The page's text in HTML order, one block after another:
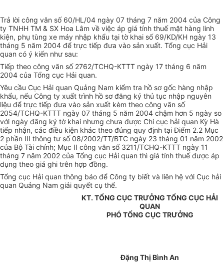
Trả lời công văn số 60/HL/04 ngày 07 tháng 7 năm 2004 của Công
ty TNHH TM & SX Hoa Lâm về việc áp giá tính thuế mặt hàng linh
kiện, phụ tùng xe máy nhập khẩu tại tờ khai số 69/KD/KH ngày 13
tháng 5 năm 2004 để trực tiếp đưa vào sản xuất. Tổng cục Hải
quan có ý kiến như sau:
Tiếp theo công văn số 2762/TCHQ-KTTT ngày 17 tháng 6 năm
2004 của Tổng cục Hải quan.
Yêu cầu Cục Hải quan Quảng Nam kiểm tra hồ sơ gốc hàng nhập
khẩu, nếu Công ty xuất trình hồ sơ đăng ký thủ tục nhập nguyên
liệu để trực tiếp đưa vào sản xuất kèm theo công văn số
2054/TCHQ-KTTT ngày 07 tháng 5 năm 2004 chậm hơn 5 ngày so
với ngày đăng ký tờ khai nhưng chưa được Chi cục hải quan Kỳ Hà
tiếp nhận, các điều kiện khác theo đúng quy định tại Điểm 2.2 Mục
2 phần III thông tư số 08/2002/TT/BTC ngày 23 tháng 01 năm 2002
của Bộ Tài chính; Mục II công văn số 3211/TCHQ-KTTT ngày 11
tháng 7 năm 2002 của Tổng cục Hải quan thì giá tính thuế được áp
dụng theo giá ghi trên hợp đồng.
Tổng cục Hải quan thông báo để Công ty biết và liên hệ với Cục hải
quan Quảng Nam giải quyết cụ thể.
KT. TỔNG CỤC TRƯỞNG TỔNG CỤC HẢI
QUAN
PHÓ TỔNG CỤC TRƯỞNG
Đặng Thị Bình An